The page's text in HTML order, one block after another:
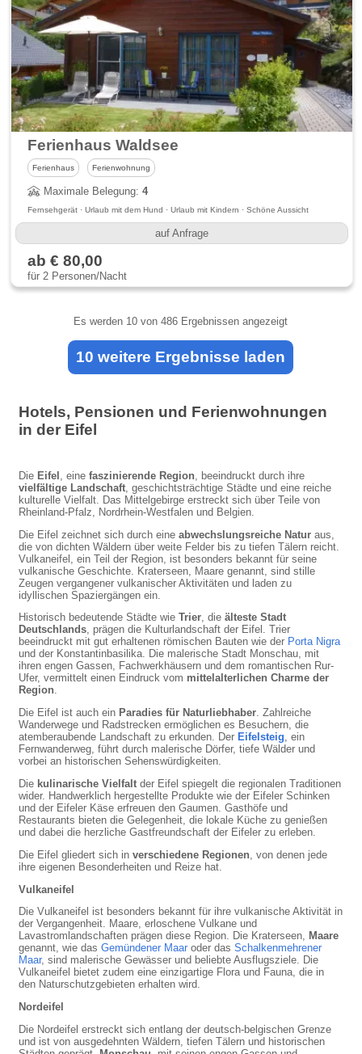
Ferienhaus Waldsee
Ferienhaus Ferienwohnung
Maximale Belegung:4
Fernsehgerät · Urlaub mit dem Hund · Urlaub mit Kindern · Schöne Aussicht
auf Anfrage
ab € 80,00
für 2 Personen/Nacht
Es werden 10 von 486 Ergebnissen angezeigt
10 weitere Ergebnisse laden
Hotels, Pensionen und Ferienwohnungen
in der Eifel
Die Eifel , einefaszinierende Region , beeindruckt durch ihre
vielfältige Landschaft , geschichtsträchtige Städte und eine reiche
kulturelle Vielfalt. Das Mittelgebirge erstreckt sich über Teile von
Rheinland-Pfalz, Nordrhein-Westfalen und Belgien.
Die Eifel zeichnet sich durch eineabwechslungsreiche Natur aus,
die von dichten Wäldern über weite Felder bis zu tiefen Tälern reicht.
Vulkaneifel, ein Teil der Region, ist besonders bekannt für seine
vulkanische Geschichte. Kraterseen, Maare genannt, sind stille
Zeugen vergangener vulkanischer Aktivitäten und laden zu
idyllischen Spaziergängen ein.
Historisch bedeutende Städte wieTrier, dieälteste Stadt
Deutschlands, prägen die Kulturlandschaft der Eifel. Trier
beeindruckt mit gut erhaltenen römischen Bauten wie der Porta Nigra
und der Konstantinbasilika. Die malerische Stadt Monschau, mit
ihren engen Gassen, Fachwerkhäusern und dem romantischen Rur-
Ufer, vermittelt einen Eindruck vom mittelalterlichen Charme der
Region.
Die Eifel ist auch ein Paradies für Naturliebhaber. Zahlreiche
Wanderwege und Radstrecken ermöglichen es Besuchern, die
atemberaubende Landschaft zu erkunden. Der Eifelsteig, ein
Fernwanderweg, führt durch malerische Dörfer, tiefe Wälder und
vorbei an historischen Sehenswürdigkeiten.
Die kulinarische Vielfalt der Eifel spiegelt die regionalen Traditionen
wider. Handwerklich hergestellte Produkte wie der Eifeler Schinken
und der Eifeler Käse erfreuen den Gaumen. Gasthöfe und
Restaurants bieten die Gelegenheit, die lokale Küche zu genießen
und dabei die herzliche Gastfreundschaft der Eifeler zu erleben.
Die Eifel gliedert sich inverschiedene Regionen , von denen jede
ihre eigenen Besonderheiten und Reize hat.
Vulkaneifel
Die Vulkaneifel ist besonders bekannt für ihre vulkanische Aktivität in
der Vergangenheit. Maare, erloschene Vulkane und
Lavastromlandschaften prägen diese Region. Die Kraterseen, Maare
genannt, wie dasGemündener Maar oder dasSchalkenmehrener
Maar, sind malerische Gewässer und beliebte Ausflugsziele. Die
Vulkaneifel bietet zudem eine einzigartige Flora und Fauna, die in
den Naturschutzgebieten erhalten wird.
Nordeifel
Die Nordeifel erstreckt sich entlang der deutsch-belgischen Grenze
und ist von ausgedehnten Wäldern, tiefen Tälern und historischen